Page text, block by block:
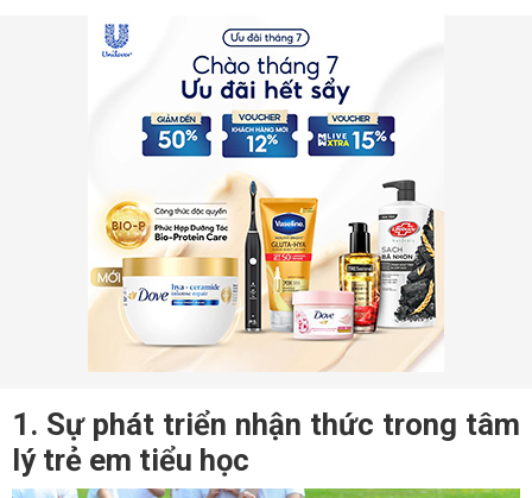
1. Sự phát triển nhận thức trong tâm
lý trẻ em tiểu học